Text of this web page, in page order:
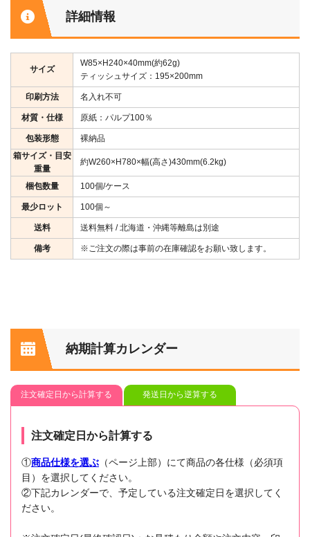
詳細情報
サイズ
W85×H240×40mm(約62g)
ティッシュサイズ：195×200mm
印刷方法 名入れ不可
材質・仕様 原紙：パルプ100％
包装形態
裸納品
箱サイズ・目安
重量
約W260×H780×幅(高さ)430mm(6.2kg)
梱包数量 100個/ケース
最少ロット 100個～
送料 送料無料 / 北海道・沖縄等離島は別途
備考 ※ご注文の際は事前の在庫確認をお願い致します。
納期計算カレンダー
注文確定日から計算する 発送日から逆算する
注文確定日から計算する
①商品仕様を選ぶ （ページ上部）にて商品の各仕様（必須項
目）を選択してください。
②下記カレンダーで、予定している注文確定日を選択してく
ださい。